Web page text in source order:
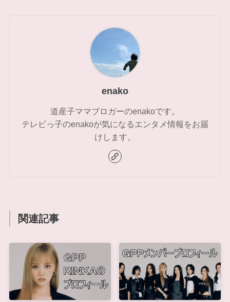
enako
道産子ママブロガーのenakoです。
テレビっ子のenakoが気になるエンタメ情報をお届
けします。
関連記事